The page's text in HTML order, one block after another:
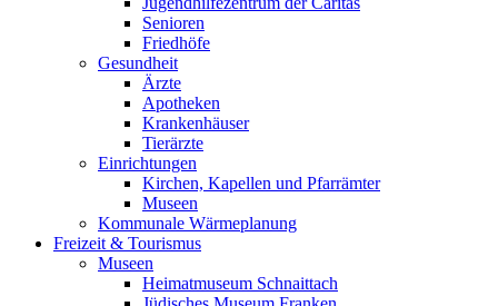
Senioren
Friedhöfe
Gesundheit
Ärzte
Apotheken
Krankenhäuser
Tierärzte
Einrichtungen
Kirchen, Kapellen und Pfarrämter
Museen
Kommunale Wärmeplanung
Freizeit & Tourismus
Museen
Heimatmuseum Schnaittach